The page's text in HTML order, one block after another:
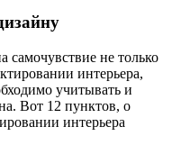
самочувствие не только
интерьера,
учитывать и
Вот 12 пунктов, о
интерьера